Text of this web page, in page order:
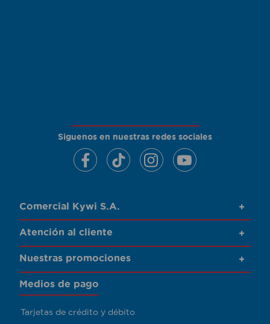
Siguenos en nuestras redes sociales
Comercial Kywi S.A. +
Atención al cliente +
Nuestras promociones +
Medios de pago
Tarjetas de crédito y débito